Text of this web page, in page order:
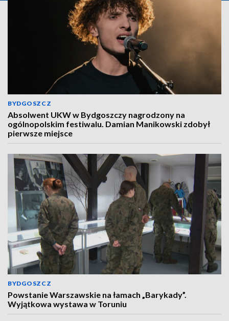
BYDGOSZCZ
Absolwent UKW w Bydgoszczy nagrodzony na
ogólnopolskim festiwalu. Damian Manikowski zdobył
pierwsze miejsce
BYDGOSZCZ
Powstanie Warszawskie na łamach „Barykady”.
Wyjątkowa wystawa w Toruniu